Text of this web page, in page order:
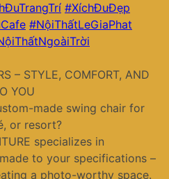
#XíchĐuĐẹp
#NộiThấtLeGiaPhat
– STYLE, COMFORT, AND
YOU
made swing chair for
or resort?
specializes in
to your specifications –
a photo-worthy space.